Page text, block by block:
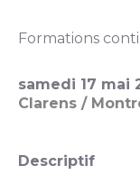
Formations
samedi 17 mai
Clarens /
Descriptif